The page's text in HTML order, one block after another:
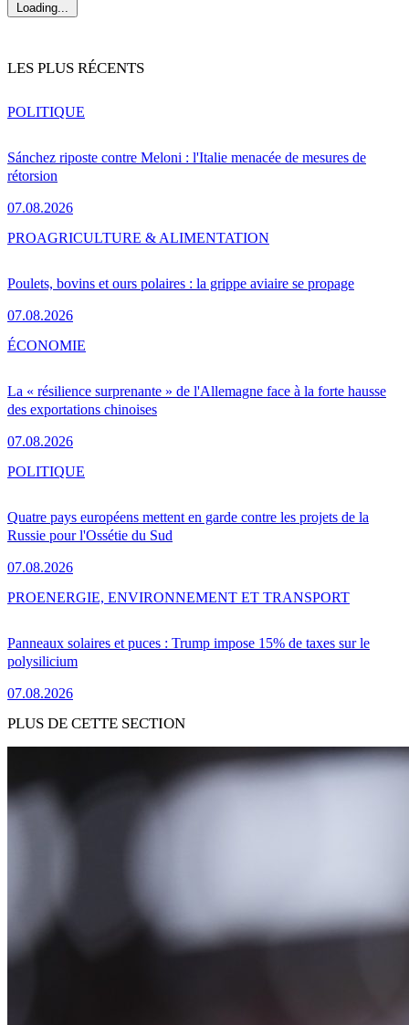
Loading...
LES PLUS RÉCENTS
Sánchez riposte contre Meloni : l'Italie menacée de mesures de
rétorsion
07.08.2026
POLITIQUE
Poulets, bovins et ours polaires : la grippe aviaire se propage
07.08.2026
PROAGRICULTURE & ALIMENTATION
La « résilience surprenante » de l'Allemagne face à la forte hausse
des exportations chinoises
07.08.2026
ÉCONOMIE
Quatre pays européens mettent en garde contre les projets de la
Russie pour l'Ossétie du Sud
07.08.2026
POLITIQUE
Panneaux solaires et puces : Trump impose 15% de taxes sur le
polysilicium
07.08.2026
PROENERGIE, ENVIRONNEMENT ET TRANSPORT
PLUS DE CETTE SECTION